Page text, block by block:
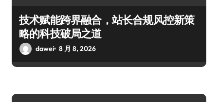
技术赋能跨界融合，站长合规风控新策
略的科技破局之道
dawei 8 月 8, 2026